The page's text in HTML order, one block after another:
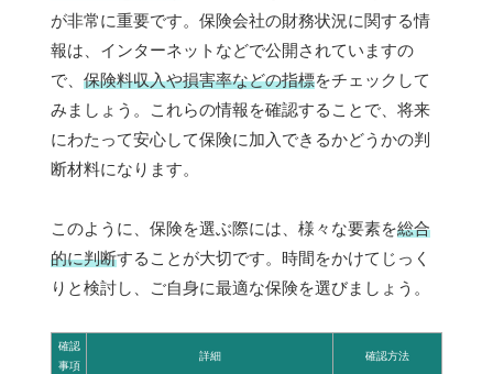
が非常に重要です。保険会社の財務状況に関する情
報は、インターネットなどで公開されていますの
で、 保険料収入や損害率などの指標をチェックして
みましょう。これらの情報を確認することで、将来
にわたって安心して保険に加入できるかどうかの判
断材料になります。
このように、保険を選ぶ際には、様々な要素を総合
的に判断することが大切です。時間をかけてじっく
りと検討し、ご自身に最適な保険を選びましょう。
確認
事項
詳細 確認方法